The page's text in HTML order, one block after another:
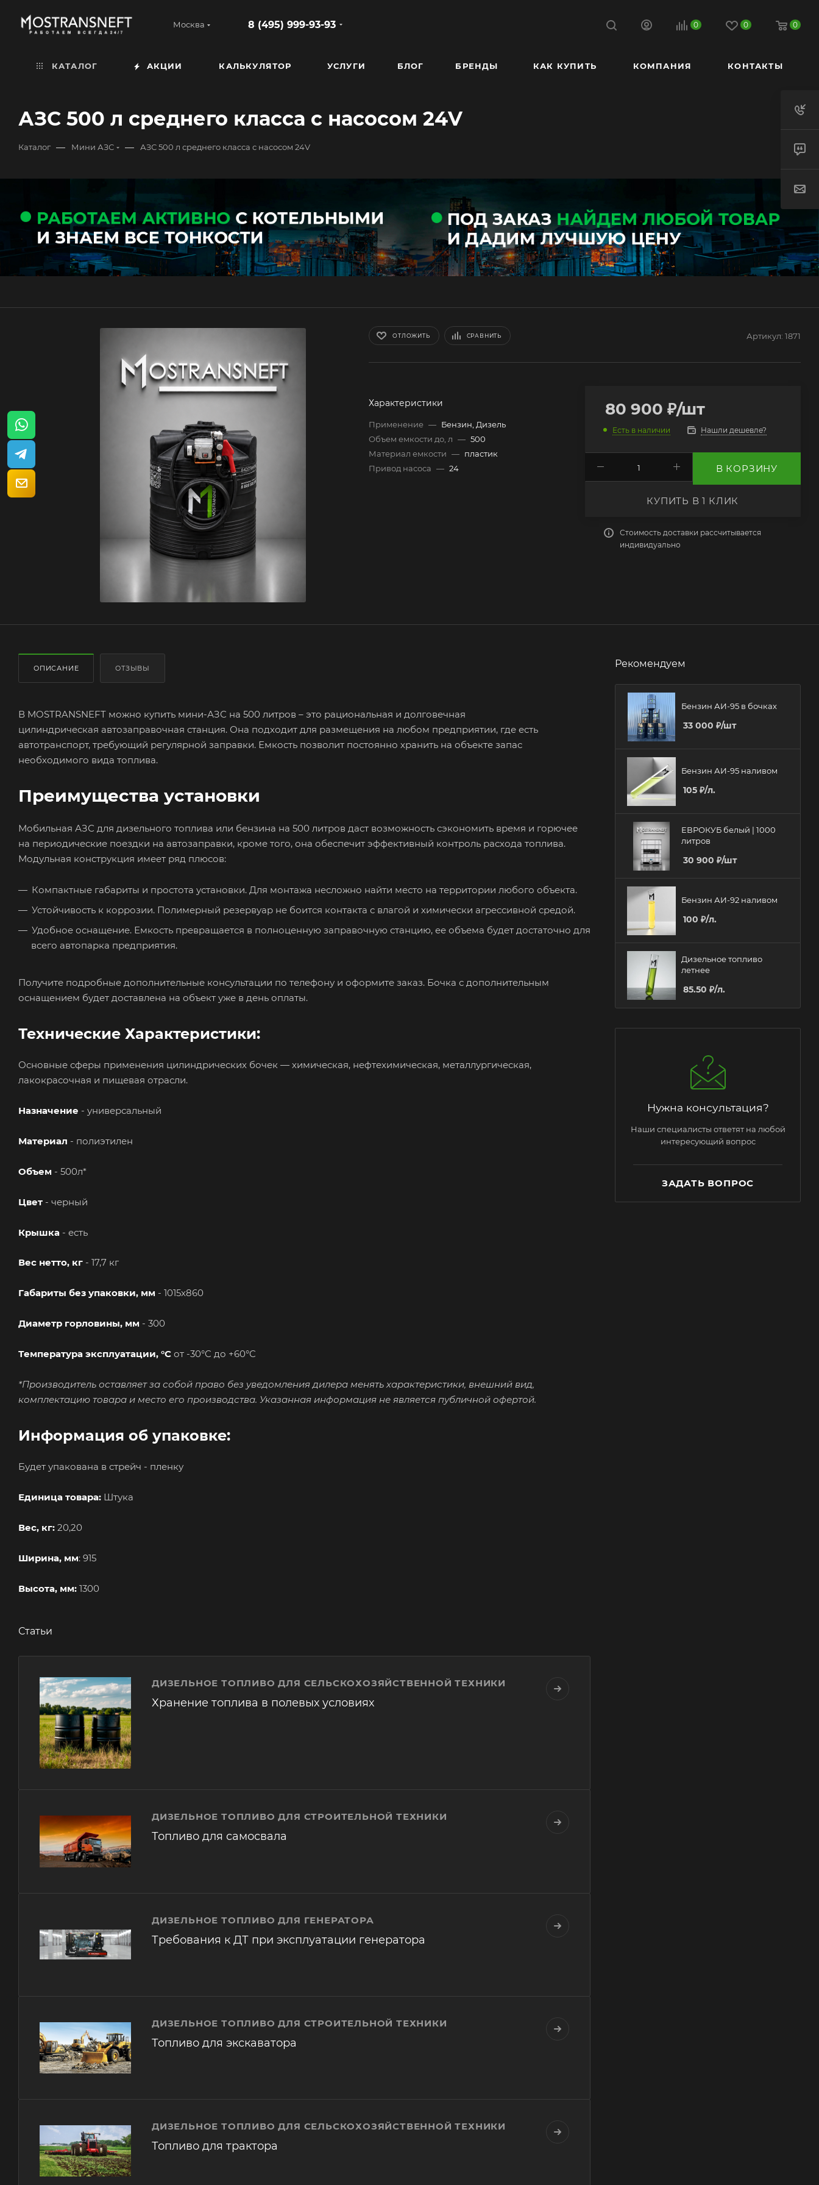
Москва 8 (495) 999-93-93 0 0 0
КАТАЛОГ АКЦИИ КАЛЬКУЛЯТОР УСЛУГИ БЛОГ БРЕНДЫ КАК КУПИТЬ КОМПАНИЯ КОНТАКТЫ
АЗС 500 л среднего класса с насосом 24V
Каталог — Мини АЗС — АЗС 500 л среднего класса с насосом 24V
ОТЛОЖИТЬ СРАВНИТЬ Артикул: 1871
Характеристики
Применение — Бензин, Дизель
Объем емкости до, л — 500
Материал емкости — пластик
Привод насоса — 24
80 900 ₽/шт
Есть в наличии Нашли дешевле?
В КОРЗИНУ
КУПИТЬ В 1 КЛИК
Стоимость доставки рассчитывается
индивидуально
ОПИСАНИЕ ОТЗЫВЫ
В MOSTRANSNEFT можно купить мини-АЗС на 500 литров – это рациональная и долговечная
цилиндрическая автозаправочная станция. Она подходит для размещения на любом предприятии, где есть
автотранспорт, требующий регулярной заправки. Емкость позволит постоянно хранить на объекте запас
необходимого вида топлива.
Преимущества установки
Мобильная АЗС для дизельного топлива или бензина на 500 литров даст возможность сэкономить время и горючее
на периодические поездки на автозаправки, кроме того, она обеспечит эффективный контроль расхода топлива.
Модульная конструкция имеет ряд плюсов:
Компактные габариты и простота установки. Для монтажа несложно найти место на территории любого объекта.
Устойчивость к коррозии. Полимерный резервуар не боится контакта с влагой и химически агрессивной средой.
Удобное оснащение. Емкость превращается в полноценную заправочную станцию, ее объема будет достаточно для
всего автопарка предприятия.
Получите подробные дополнительные консультации по телефону и оформите заказ. Бочка с дополнительным
оснащением будет доставлена на объект уже в день оплаты.
Технические Характеристики:
Основные сферы применения цилиндрических бочек — химическая, нефтехимическая, металлургическая,
лакокрасочная и пищевая отрасли.
Назначение - универсальный
Материал - полиэтилен
Объем - 500л*
Цвет - черный
Крышка - есть
Вес нетто, кг - 17,7 кг
Габариты без упаковки, мм - 1015x860
Диаметр горловины, мм - 300
Температура эксплуатации, °C от -30°C до +60°C
*Производитель оставляет за собой право без уведомления дилера менять характеристики, внешний вид,
комплектацию товара и место его производства. Указанная информация не является публичной офертой.
Информация об упаковке:
Будет упакована в стрейч - пленку
Единица товара: Штука
Вес, кг: 20,20
Ширина, мм: 915
Высота, мм: 1300
Статьи
ДИЗЕЛЬНОЕ ТОПЛИВО ДЛЯ СЕЛЬСКОХОЗЯЙСТВЕННОЙ ТЕХНИКИ
Хранение топлива в полевых условиях
ДИЗЕЛЬНОЕ ТОПЛИВО ДЛЯ СТРОИТЕЛЬНОЙ ТЕХНИКИ
Топливо для самосвала
ДИЗЕЛЬНОЕ ТОПЛИВО ДЛЯ ГЕНЕРАТОРА
Требования к ДТ при эксплуатации генератора
ДИЗЕЛЬНОЕ ТОПЛИВО ДЛЯ СТРОИТЕЛЬНОЙ ТЕХНИКИ
Топливо для экскаватора
ДИЗЕЛЬНОЕ ТОПЛИВО ДЛЯ СЕЛЬСКОХОЗЯЙСТВЕННОЙ ТЕХНИКИ
Топливо для трактора
Рекомендуем
Бензин АИ-95 в бочках
33 000 ₽/шт
Бензин АИ-95 наливом
105 ₽/л.
ЕВРОКУБ белый | 1000
литров
30 900 ₽/шт
Бензин АИ-92 наливом
100 ₽/л.
Дизельное топливо
летнее
85.50 ₽/л.
Нужна консультация?
Наши специалисты ответят на любой
интересующий вопрос
ЗАДАТЬ ВОПРОС